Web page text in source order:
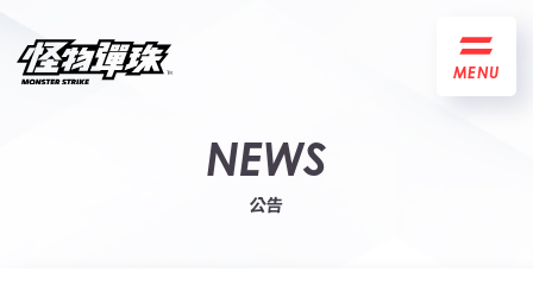
MENU
NEWS
公告